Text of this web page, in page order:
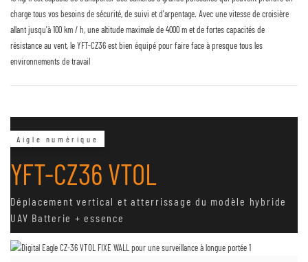
charge tous vos besoins de sécurité, de suivi et d'arpentage. Avec une vitesse de croisière
allant jusqu'à 100 km / h, une altitude maximale de 4000 m et de fortes capacités de
résistance au vent, le YFT-CZ36 est bien équipé pour faire face à presque tous les
environnements de travail
Aigle numérique
YFT-CZ36 VTOL
Déplacement vertical et atterrissage du modèle hybride
UAV Batterie + essence